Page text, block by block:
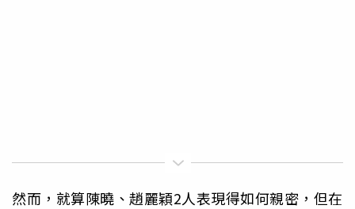
然而，就算陳曉、趙麗穎2人表現得如何親密，但在